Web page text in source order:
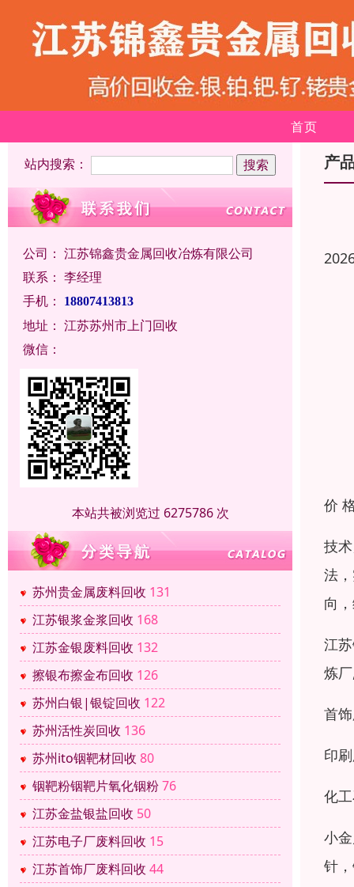
首页
站内搜索：
公司： 江苏锦鑫贵金属回收冶炼有限公司
联系： 李经理
手机：
18807413813
地址： 江苏苏州市上门回收
微信：
本站共被浏览过 6275786 次
苏州贵金属废料回收 131
江苏银浆金浆回收 168
江苏金银废料回收 132
擦银布擦金布回收 126
苏州白银|银锭回收 122
苏州活性炭回收 136
苏州ito铟靶材回收 80
铟靶粉铟靶片氧化铟粉76
江苏金盐银盐回收 50
江苏电子厂废料回收 15
江苏首饰厂废料回收 44
产
价
技
法
向
江
炼
首
印
化
小
针